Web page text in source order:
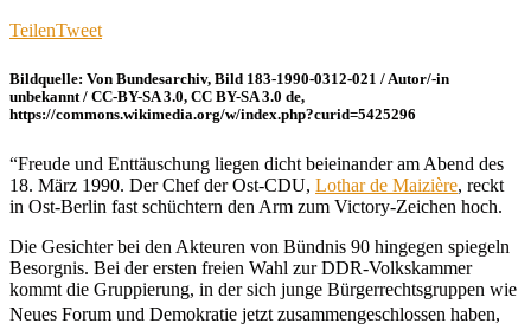
TeilenTweet
Bildquelle: Von Bundesarchiv, Bild 183-1990-0312-021 / Autor/-in
unbekannt / CC-BY-SA 3.0, CC BY-SA 3.0 de,
https://commons.wikimedia.org/w/index.php?curid=5425296
“Freude und Enttäuschung liegen dicht beieinander am Abend des
18. März 1990. Der Chef der Ost-CDU, Lothar de Maizière, reckt
in Ost-Berlin fast schüchtern den Arm zum Victory-Zeichen hoch.
Die Gesichter bei den Akteuren von Bündnis 90 hingegen spiegeln
Besorgnis. Bei der ersten freien Wahl zur DDR-Volkskammer
kommt die Gruppierung, in der sich junge Bürgerrechtsgruppen wie
Neues Forum und Demokratie jetzt zusammengeschlossen haben,